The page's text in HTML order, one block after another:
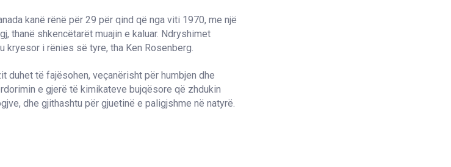
kanë rënë për 29 për qind që nga viti 1970, me një
thanë shkencëtarët muajin e kaluar. Ndryshimet
kryesor i rënies së tyre, tha Ken Rosenberg.
duhet të fajësohen, veçanërisht për humbjen dhe
e gjerë të kimikateve bujqësore që zhdukin
dhe gjithashtu për gjuetinë e paligjshme në natyrë.